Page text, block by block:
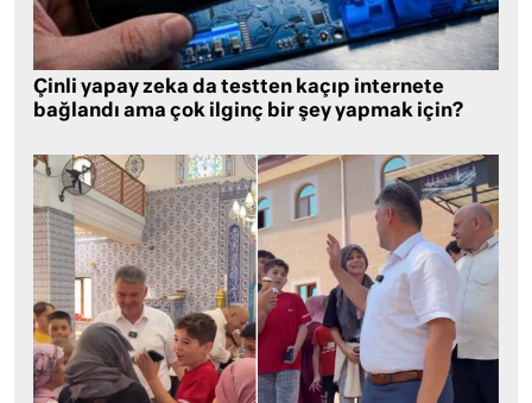
Çinli yapay zeka da testten kaçıp internete
bağlandı ama çok ilginç bir şey yapmak için?